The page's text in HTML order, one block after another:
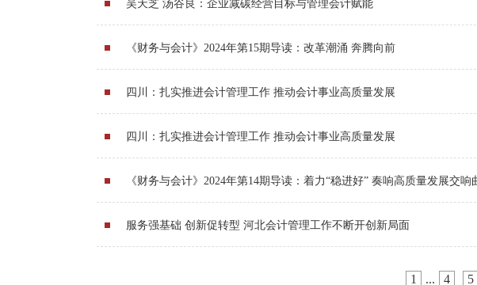
吴天芝 汤谷良：企业减碳经营目标与管理会计赋能
​《财务与会计》2024年第15期导读：改革潮涌 奔腾向前
四川：扎实推进会计管理工作 推动会计事业高质量发展
四川：扎实推进会计管理工作 推动会计事业高质量发展
《财务与会计》2024年第14期导读：着力“稳进好” 奏响高质量发展交响
服务强基础 创新促转型 河北会计管理工作不断开创新局面
1 ... 4 5